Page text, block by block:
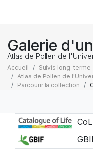
Galerie
Atlas de Pollen de
Accueil
Suivis long-terme
Atlas de Pollen de
Parcourir la collection